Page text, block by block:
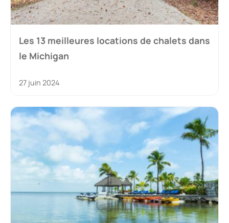
Les 13 meilleures locations de chalets dans
le Michigan
27 juin 2024